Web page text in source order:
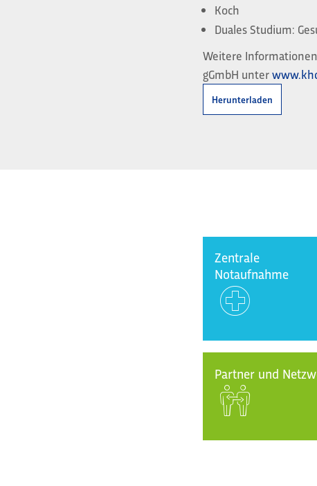
Koch
Duales Studium:
Weitere
gGmbH unter
Herunterladen
Zentrale
Notaufnahme
Partner und